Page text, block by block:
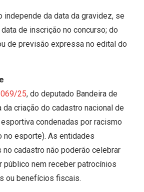
independe da data da gravidez, se
de inscrição no concurso; do
de previsão expressa no edital do
25, do deputado Bandeira de
da criação do cadastro nacional de
condenadas por racismo
no esporte). As entidades
cadastro não poderão celebrar
público nem receber patrocínios
ou benefícios fiscais.